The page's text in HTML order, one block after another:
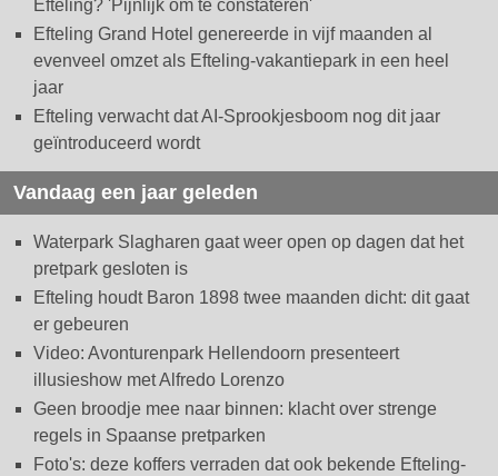
Efteling? 'Pijnlijk om te constateren'
Efteling Grand Hotel genereerde in vijf maanden al
evenveel omzet als Efteling-vakantiepark in een heel
jaar
Efteling verwacht dat AI-Sprookjesboom nog dit jaar
geïntroduceerd wordt
Vandaag een jaar geleden
Waterpark Slagharen gaat weer open op dagen dat het
pretpark gesloten is
Efteling houdt Baron 1898 twee maanden dicht: dit gaat
er gebeuren
Video: Avonturenpark Hellendoorn presenteert
illusieshow met Alfredo Lorenzo
Geen broodje mee naar binnen: klacht over strenge
regels in Spaanse pretparken
Foto's: deze koffers verraden dat ook bekende Efteling-